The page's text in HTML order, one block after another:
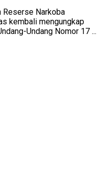
Reserse Narkoba
kembali mengungkap
Undang Nomor 17 ...